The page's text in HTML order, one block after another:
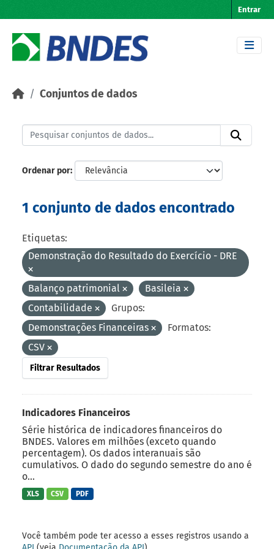
Entrar
Conjuntos de dados
Ordenar por
1 conjunto de dados encontrado
Etiquetas:
Demonstração do Resultado do Exercício - DRE
Balanço patrimonial
Basileia
Contabilidade
Grupos:
Demonstrações Financeiras
Formatos:
CSV
Filtrar Resultados
Indicadores Financeiros
Série histórica de indicadores financeiros do
BNDES. Valores em milhões (exceto quando
percentagem). Os dados interanuais são
cumulativos. O dado do segundo semestre do ano é
o...
XLS CSV PDF
Você também pode ter acesso a esses registros usando a